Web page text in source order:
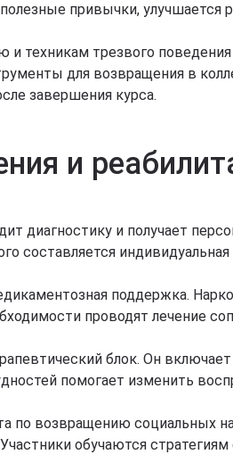
привычки, улучшается
и техникам трезвого
для возвращения в
завершения курса.
и
диагностику и получает
составляется
поддержка.
проводят лечение
блок. Он
помогает изменить
по возвращению социальных
обучаются